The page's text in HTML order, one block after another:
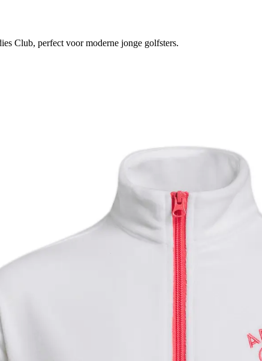
Club, perfect voor moderne jonge golfsters.